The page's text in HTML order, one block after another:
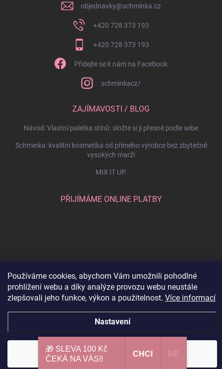
Používáme cookies, abychom Vám umožnili pohodlné
prohlížení webu a díky analýze provozu webu neustále
zlepšovali jeho funkce, výkon a použitelnost. Více informací
Nastavení
Souhlasím
objednavky@schminka.cz
+420 728 373 193
+420 728 373 193
Přidejte se k nám na Facebook
schminkacz/
ZAJÍMAVOSTI / BLOG
Návod: Vlastní paletka stínů: složte si ji přesně podle sebe
Schminka: kvalitní kosmetika od přímého výrobce bez zbytečně
vysokých marží
MIX IT UP.
PŘIJÍMÁME ONLINE PLATBY
Vytvořil Shoptet
Copyright 2026SCHMINKA. Všechna práva vyhrazena.Upravit nastavení
cookies
🎁 SLEVA 100 Kč
ČEKÁ NA VÁS!!
CHCI​ NE